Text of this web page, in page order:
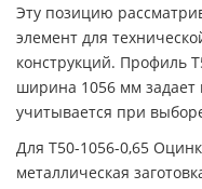
Эту позицию
элемент для
конструкций. Профиль
ширина 1056 мм задает
учитывается при
Для Т50-1056-0,65
металлическая